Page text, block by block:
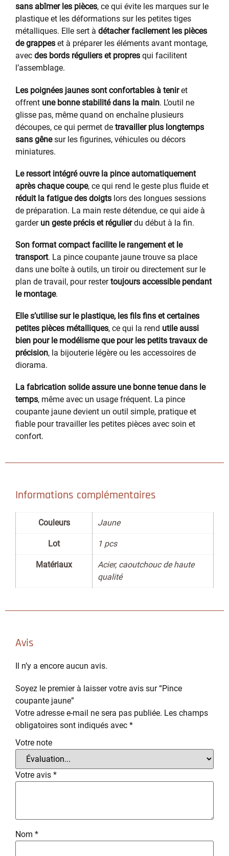
sans abîmer les pièces, ce qui évite les marques sur le
plastique et les déformations sur les petites tiges
métalliques. Elle sert à détacher facilement les pièces
de grappes et à préparer les éléments avant montage,
avec des bords réguliers et propres qui facilitent
l’assemblage.
Les poignées jaunes sont confortables à teniret
offrent une bonne stabilité dans la main. L’outil ne
glisse pas, même quand on enchaîne plusieurs
découpes, ce qui permet de travailler plus longtemps
sans gênesur les figurines, véhicules ou décors
miniatures.
Le ressort intégré ouvre la pince automatiquement
après chaque coupe, ce qui rend le geste plus fluide et
réduit la fatigue des doigts lors des longues sessions
de préparation. La main reste détendue, ce qui aide à
garder un geste précis et régulierdu début à la fin.
Son format compact facilite le rangement et le
transport. La pince coupante jaune trouve sa place
dans une boîte à outils, un tiroir ou directement sur le
plan de travail, pour restertoujours accessible pendant
le montage.
Elle s’utilise sur le plastique, les fils fins et certaines
petites pièces métalliques, ce qui la rend utile aussi
bien pour le modélisme que pour les petits travaux de
précision, la bijouterie légère ou les accessoires de
diorama.
La fabrication solide assure une bonne tenue dans le
temps, même avec un usage fréquent. La pince
coupante jaune devient un outil simple, pratique et
fiable pour travailler les petites pièces avec soin et
confort.
Informations complémentaires
Couleurs Jaune
Lot 1 pcs
Matériaux
Acier, caoutchouc de haute
qualité
Avis
Il n’y a encore aucun avis.
Soyez le premier à laisser votre avis sur “Pince
coupante jaune”
Votre adresse e-mail ne sera pas publiée. Les champs
obligatoires sont indiqués avec *
Votre note
Votre avis *
Nom *